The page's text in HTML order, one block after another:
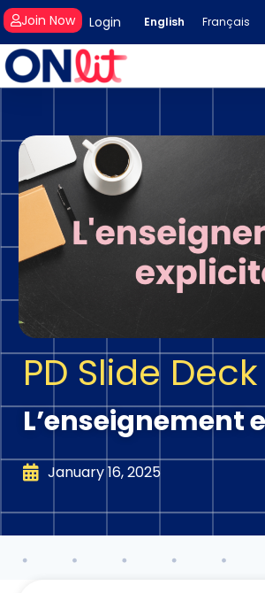
Login
Join Now English Français
PD Slide Deck
L’enseignement
January 16, 2025